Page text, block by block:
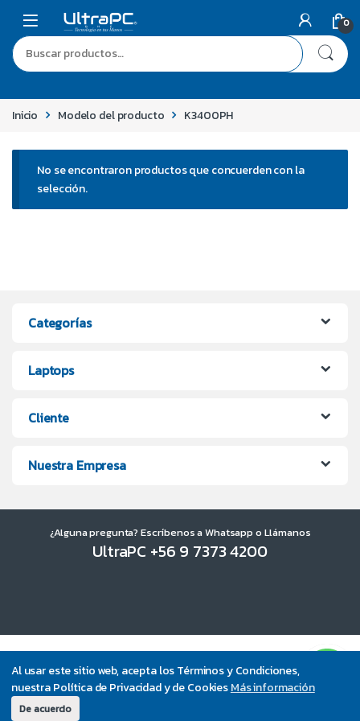
Al usar este sitio web, acepta los Términos y Condiciones,
nuestra Política de Privacidad y de CookiesMás información
De acuerdo
0
Inicio Modelo del producto K3400PH
No se encontraron productos que concuerden con la
selección.
Categorías
Laptops
Cliente
Nuestra Empresa
¿Alguna pregunta? Escríbenos a Whatsapp o Llámanos
UltraPC +56 9 7373 4200